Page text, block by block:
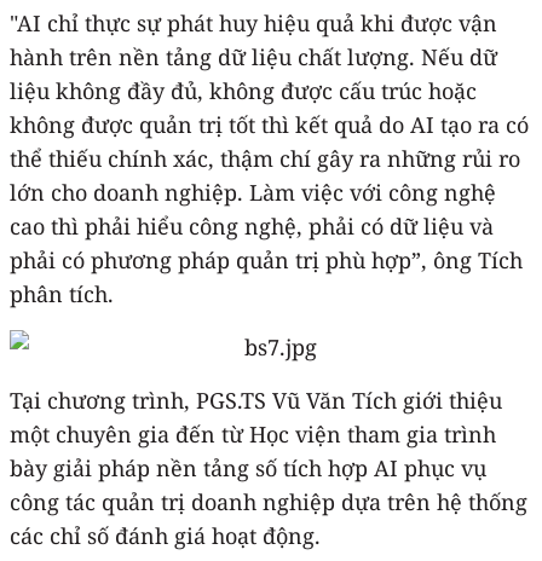
"AI chỉ thực sự phát huy hiệu quả khi được vận
hành trên nền tảng dữ liệu chất lượng. Nếu dữ
liệu không đầy đủ, không được cấu trúc hoặc
không được quản trị tốt thì kết quả do AI tạo ra có
thể thiếu chính xác, thậm chí gây ra những rủi ro
lớn cho doanh nghiệp. Làm việc với công nghệ
cao thì phải hiểu công nghệ, phải có dữ liệu và
phải có phương pháp quản trị phù hợp”, ông Tích
phân tích.
Tại chương trình, PGS.TS Vũ Văn Tích giới thiệu
một chuyên gia đến từ Học viện tham gia trình
bày giải pháp nền tảng số tích hợp AI phục vụ
công tác quản trị doanh nghiệp dựa trên hệ thống
các chỉ số đánh giá hoạt động.